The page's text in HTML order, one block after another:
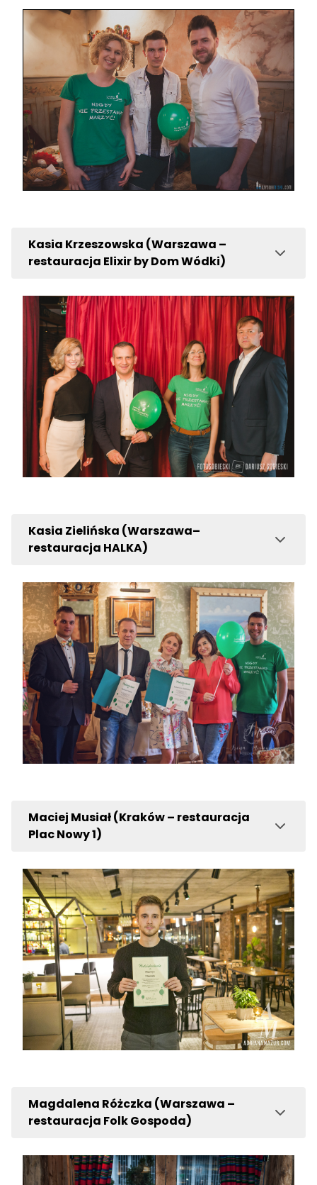
Kasia Krzeszowska (Warszawa –
restauracja Elixir by Dom Wódki)
Kasia Zielińska (Warszawa–
restauracja HALKA)
Maciej Musiał (Kraków – restauracja
Plac Nowy 1)
Magdalena Różczka (Warszawa –
restauracja Folk Gospoda)